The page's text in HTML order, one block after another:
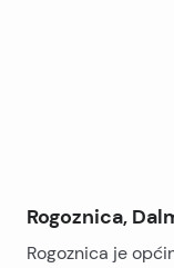
Rogoznica,
Rogoznica je